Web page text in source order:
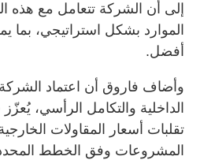
إلى أن الشركة تتعامل مع هذه
الموارد بشكل استراتيجي، بما
أفضل.
وأضاف فاروق أن اعتماد الشركة
الداخلية والتكامل الرأسي،
تقلبات أسعار المقاولات
المشروعات وفق الخطط